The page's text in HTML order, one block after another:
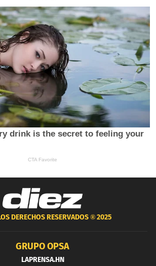
DERECHOS RESERVADOS ®2025
GRUPO OPSA
LAPRENSA.HN